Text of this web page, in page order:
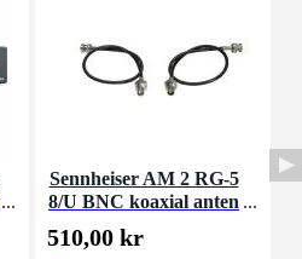
Sennheiser AM 2 RG-5
8/U BNC koaxial anten
nförlängningskabel (set
med två)
510,00 kr